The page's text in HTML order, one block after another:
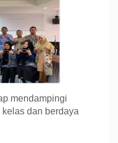
mendampingi
dan berdaya